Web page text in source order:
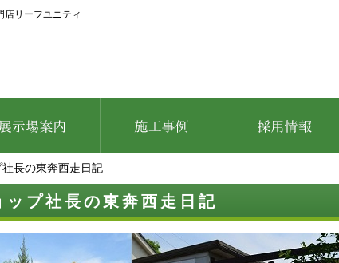
店リーフユニティ
長の東奔西走日記
ップ社長の東奔西走日記